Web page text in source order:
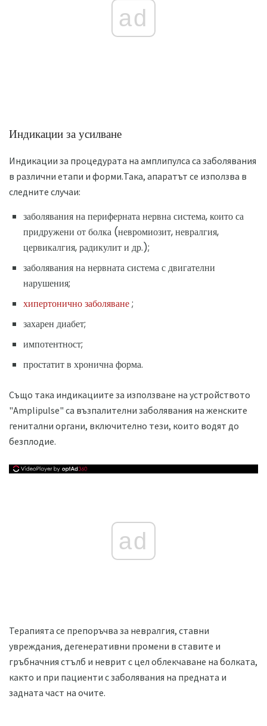
ad
Индикации за усилване
Индикации за процедурата на амплипулса са заболявания
в различни етапи и форми.Така, апаратът се използва в
следните случаи:
заболявания на периферната нервна система, които са
придружени от болка (невромиозит, невралгия,
цервикалгия, радикулит и др.);
заболявания на нервната система с двигателни
нарушения;
хипертонично заболяване;
захарен диабет;
импотентност;
простатит в хронична форма.
Също така индикациите за използване на устройството
"Amplipulse" са възпалителни заболявания на женските
генитални органи, включително тези, които водят до
безплодие.
ad
Терапията се препоръчва за невралгия, ставни
увреждания, дегенеративни промени в ставите и
гръбначния стълб и неврит с цел облекчаване на болката,
както и при пациенти с заболявания на предната и
задната част на очите.